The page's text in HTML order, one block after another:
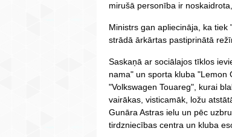
mirušā personība ir
Ministrs gan apliecināja, ka
strādā ārkārtas pastiprinātā
Saskaņā ar sociālajos tīklos
nama" un sporta kluba
"Volkswagen Touareg", kurai
vairākas, visticamāk, ložu
Gunāra Astras ielu un pēc
tirdzniecības centra un kluba